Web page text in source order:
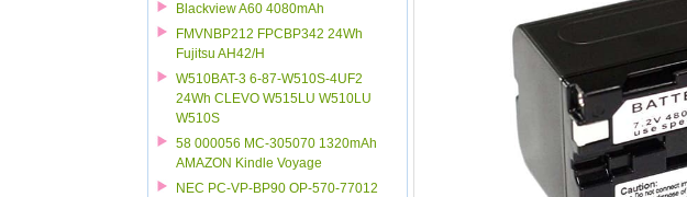
Blackview A60 4080mAh
FMVNBP212 FPCBP342 24Wh
Fujitsu AH42/H
W510BAT-3 6-87-W510S-4UF2
24Wh CLEVO W515LU W510LU
W510S
58 000056 MC-305070 1320mAh
AMAZON Kindle Voyage
NEC PC-VP-BP90 OP-570-77012